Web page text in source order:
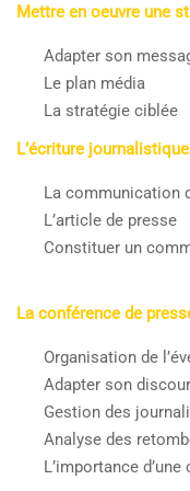
Mettre en oeuvre une
Adapter son
Le plan média
La stratégie ciblée
L’écriture journalistique
La communication
L’article de presse
Constituer un
La conférence de
Organisation de
Adapter son
Gestion des
Analyse des
L’importance